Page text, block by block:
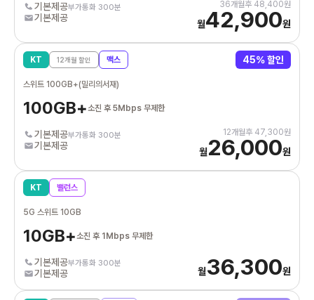
기본제공부가통화 300분
기본제공
36개월후 48,400원
월42,900원
KT 12개월 할인 맥스 45% 할인
스위트 100GB+(밀리의서재)
100GB+소진 후 5Mbps 무제한
기본제공부가통화 300분
기본제공
12개월후 47,300원
월26,000원
KT 밸런스
5G 스위트 10GB
10GB+소진 후 1Mbps 무제한
기본제공부가통화 300분
기본제공 월36,300원